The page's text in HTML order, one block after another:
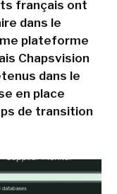
français ont
dans le
plateforme
Chapsvision
dans le
en place
de transition